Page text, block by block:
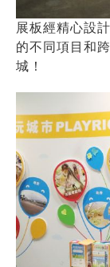
展板經精心設
的不同項目和
城！